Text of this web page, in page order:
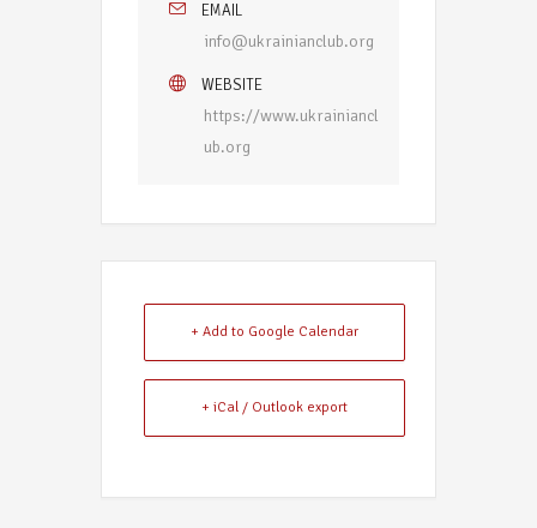
EMAIL
info@ukrainianclub.org
WEBSITE
https://www.ukrainiancl
ub.org
+ Add to Google Calendar
+ iCal / Outlook export